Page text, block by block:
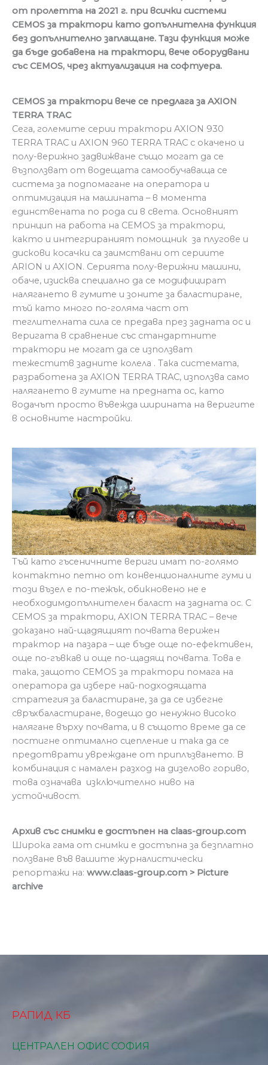
от пролетта на 2021 г. при всички системи
CEMOS за трактори като допълнителна функция
без допълнително заплащане. Тази функция може
да бъде добавена на трактори, вече оборудвани
със CEMOS, чрез актуализация на софтуера.
CEMOS за трактори вече се предлага за AXION
TERRA TRAC
Сега, големите серии трактори AXION 930
TERRA TRAC и AXION 960 TERRA TRAC с окачено и
полу-верижно задвижване също могат да се
възползват от водещата самообучаваща се
система за подпомагане на оператора и
оптимизация на машината – в момента
единствената по рода си в света. Основният
принцип на работа на CEMOS за трактори,
както и интегрираният помощник за плугове и
дискови косачки са заимствани от сериите
ARION и AXION. Серията полу-верижни машини,
обаче, изисква специално да се модифицират
налягането в гумите и зоните за баластиране,
тъй като много по-голяма част от
теглителната сила се предава през задната ос и
веригата в сравнение със стандартните
трактори не могат да се използват
тежеститв задните колела . Така системата,
разработена за AXION TERRA TRAC, използва само
налягането в гумите на предната ос, като
водачът просто въвежда ширината на веригите
в основните настройки.
Тъй като гъсеничните вериги имат по-голямо
контактно петно от конвенционалните гуми и
този възел е по-тежък, обикновено не е
необходимдопълнителен баласт на задната ос. С
CEMOS за трактори, AXION TERRA TRAC – вече
доказано най-щадящият почвата верижен
трактор на пазара – ще бъде още по-ефективен,
още по-гъвкав и още по-щадящ почвата. Това е
така, защото CEMOS за трактори помага на
оператора да избере най-подходящата
стратегия за баластиране, за да се избегне
свръхбаластиране, водещо до ненужно високо
налягане върху почвата, и в същото време да се
постигне оптимално сцепление и така да се
предотврати увреждане от приплъзването. В
комбинация с намален разход на дизелово гориво,
това означава изключително ниво на
устойчивост.
Архив със снимки е достъпен на claas-group.com
Широка гама от снимки е достъпна за безплатно
ползване във вашите журналистически
репортажи на: www.claas-group.com > Picture
archive
РАПИД КБ
ЦЕНТРАЛЕН ОФИС СОФИЯ